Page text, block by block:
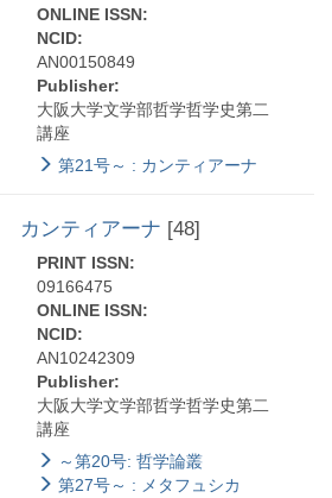
ONLINE ISSN:
NCID:
AN00150849
Publisher:
大阪大学文学部哲学哲学史第二
講座
第21号～ : カンティアーナ
カンティアーナ [48]
PRINT ISSN:
09166475
ONLINE ISSN:
NCID:
AN10242309
Publisher:
大阪大学文学部哲学哲学史第二
講座
～第20号: 哲学論叢
第27号～ : メタフュシカ